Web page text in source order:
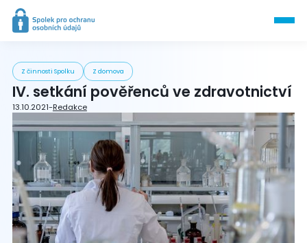
Z činnosti Spolku Z domova
IV. setkání pověřenců ve zdravotnictví
13.10.2021-Redakce